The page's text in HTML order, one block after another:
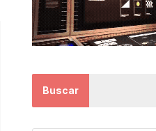
Buscar